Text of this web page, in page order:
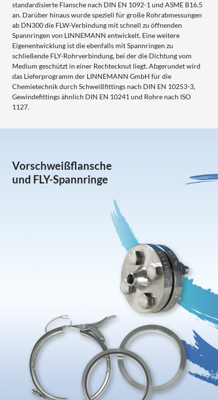
standardisierte Flansche nach DIN EN 1092-1 und ASME B16.5
an. Darüber hinaus wurde speziell für große Rohrabmessungen
ab DN300 die FLW-Verbindung mit schnell zu öffnenden
Spannringen von LINNEMANN entwickelt. Eine weitere
Eigenentwicklung ist die ebenfalls mit Spannringen zu
schließende FLY-Rohrverbindung, bei der die Dichtung vom
Medium geschützt in einer Rechtecknut liegt. Abgerundet wird
das Lieferprogramm der LINNEMANN GmbH für die
Chemietechnik durch Schweißfittings nach DIN EN 10253-3,
Gewindefittings ähnlich DIN EN 10241 und Rohre nach ISO
1127.
Vorschweißflansche
und FLY-Spannringe